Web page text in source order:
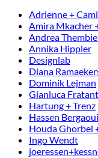
Adrienne +
Amira Mkacher
Andrea
Annika Hippler
Designlab
Diana
Dominik Lejman
Gianluca
Hartung + Trenz
Hassen
Houda Ghorbel
Ingo Wendt